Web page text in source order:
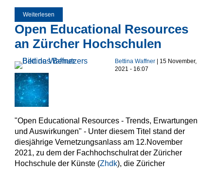
Weiterlesen
Open Educational Resources
an Zürcher Hochschulen
Bettina Waffner | 15 November,
2021 - 16:07
"Open Educational Resources - Trends, Erwartungen
und Auswirkungen" - Unter diesem Titel stand der
diesjährige Vernetzungsanlass am 12.November
2021, zu dem der Fachhochschulrat der Züricher
Hochschule der Künste (Zhdk), die Züricher